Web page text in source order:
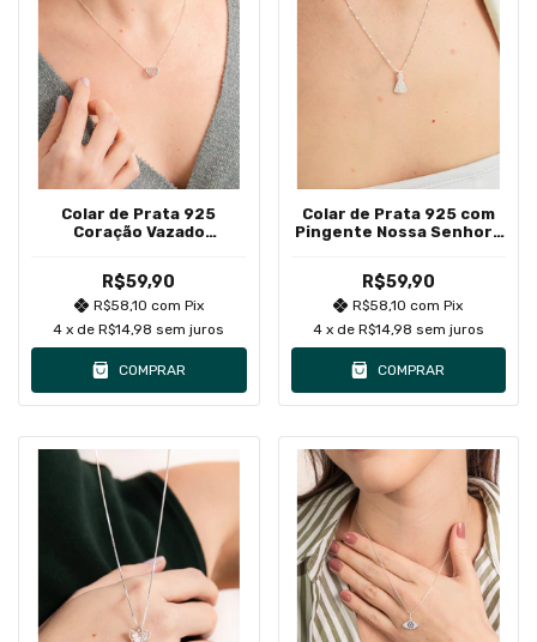
Colar de Prata 925
Coração Vazado
R$59,90
R$58,10 com Pix
4 x deR$14,98 sem juros
COMPRAR
Colar de Prata 925 com
Pingente Nossa Senhora
R$59,90
R$58,10com Pix
4 x de R$14,98 sem juros
COMPRAR